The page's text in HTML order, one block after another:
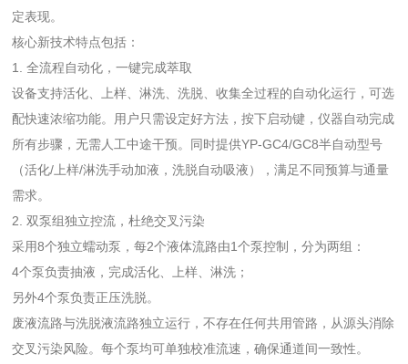
定表现。
核心新技术特点包括：
1. 全流程自动化，一键完成萃取
设备支持活化、上样、淋洗、洗脱、收集全过程的自动化运行，可选
配快速浓缩功能。用户只需设定好方法，按下启动键，仪器自动完成
所有步骤，无需人工中途干预。同时提供YP-GC4/GC8半自动型号
（活化/上样/淋洗手动加液，洗脱自动吸液），满足不同预算与通量
需求。
2. 双泵组独立控流，杜绝交叉污染
采用8个独立蠕动泵，每2个液体流路由1个泵控制，分为两组：
4个泵负责抽液，完成活化、上样、淋洗；
另外4个泵负责正压洗脱。
废液流路与洗脱液流路独立运行，不存在任何共用管路，从源头消除
交叉污染风险。每个泵均可单独校准流速，确保通道间一致性。